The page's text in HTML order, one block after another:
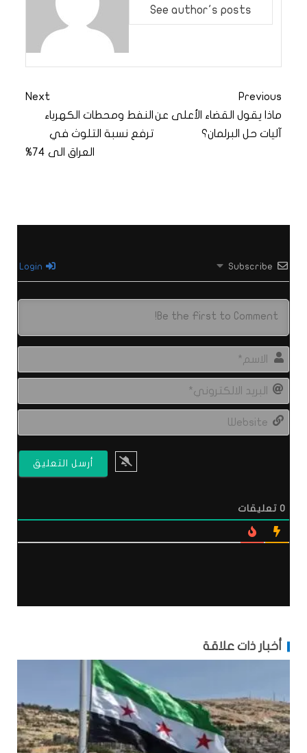
See author's posts
Previous
ماذا يقول القضاء الأعلى عن
آليات حل البرلمان؟
Next
النفط ومحطات الكهرباء
ترفع نسبة التلوث في
العراق الى 74%
Subscribe
0 تعليقات
أخبار ذات علاقة